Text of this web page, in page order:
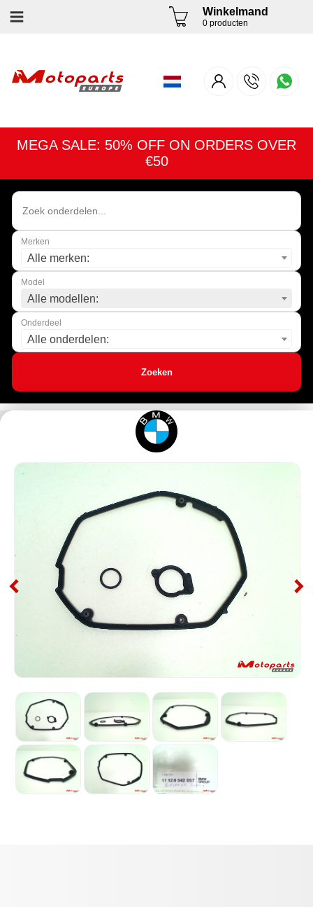
Winkelmand
0 producten
MEGA SALE: 50% OFF ON ORDERS OVER
€50
Merken
Alle merken:
Model
Alle modellen:
Onderdeel
Alle onderdelen:
Zoeken